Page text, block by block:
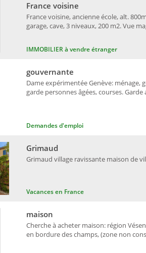
IMMOBILIER à vendre étranger
France voisine, ancienne école, alt.
garage, cave, 3 niveaux, 200 m2. Vue
France voisine
Demandes d'emploi
Dame expérimentée Genève:
garde personnes âgées, courses.
gouvernante
Vacances en France
Grimaud village ravissante maison de
Grimaud
Cherche à acheter maison: région
en bordure des champs, (zone non
maison